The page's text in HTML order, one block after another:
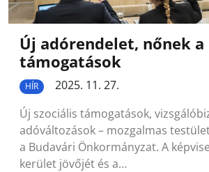
Új adórendelet, nőnek a
támogatások
HÍR
2025. 11. 27.
Új szociális támogatások,
adóváltozások – mozgalmas
a Budavári Önkormányzat. A
kerület jövőjét és a…